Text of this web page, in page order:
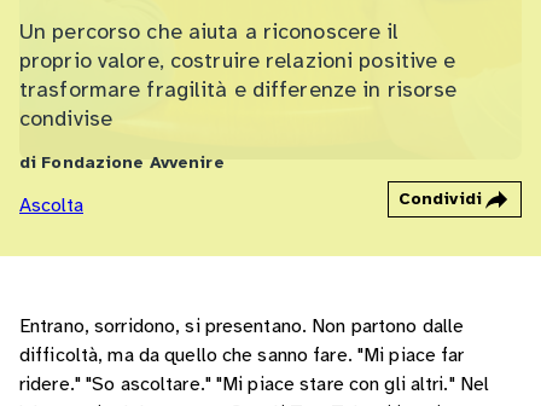
Un percorso che aiuta a riconoscere il
proprio valore, costruire relazioni positive e
trasformare fragilità e differenze in risorse
condivise
di Fondazione Avvenire
Ascolta Condividi
Entrano, sorridono, si presentano. Non partono dalle
difficoltà, ma da quello che sanno fare. "Mi piace far
ridere." "So ascoltare." "Mi piace stare con gli altri." Nel